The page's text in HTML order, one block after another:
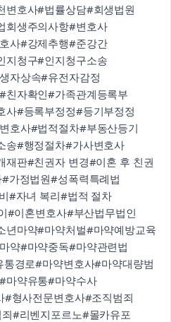
변호사#법률상담#회생법원
회생주의사항#변호사
사#강제추행#준강간
지청구#인지청구소송
자상속#유전자감정
#친자확인#가족관계등록부
사#등록부정정#등기부정정
호사#법적절차#부동산등기
송#행정절차#가사변호사
재판#친권자 변경#이혼 후 친권
#가정법원#성폭력특례법
#자녀 복리#법적 절차
#이혼변호사#부산법무법인
년마약#마약처벌#마약예방교육
약#마약중독#마약관련법
통경로#마약변호사#마약대량범
#마약유통#마약수사
#형사전문변호사#조직범죄
#리벤지포르노#몰카유포